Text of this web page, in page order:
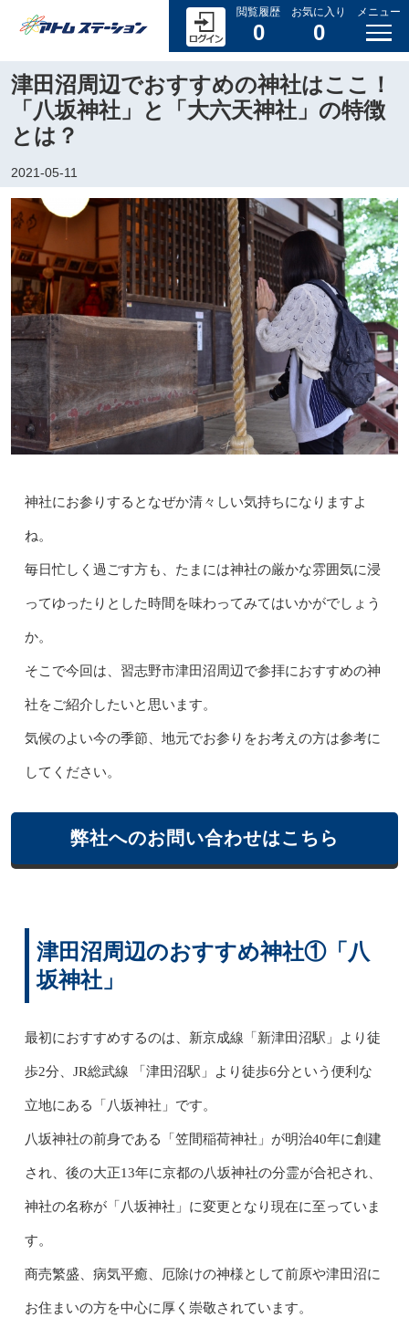
閲覧履歴
0
お気に入り
0
メニュー
津田沼周辺でおすすめの神社はここ！
「八坂神社」と「大六天神社」の特徴
とは？
2021-05-11
神社にお参りするとなぜか清々しい気持ちになりますよ
ね。
毎日忙しく過ごす方も、たまには神社の厳かな雰囲気に浸
ってゆったりとした時間を味わってみてはいかがでしょう
か。
そこで今回は、習志野市津田沼周辺で参拝におすすめの神
社をご紹介したいと思います。
気候のよい今の季節、地元でお参りをお考えの方は参考に
してください。
弊社へのお問い合わせはこちら
津田沼周辺のおすすめ神社①「八
坂神社」
最初におすすめするのは、新京成線「新津田沼駅」より徒
歩2分、JR総武線 「津田沼駅」より徒歩6分という便利な
立地にある「八坂神社」です。
八坂神社の前身である「笠間稲荷神社」が明治40年に創建
され、後の大正13年に京都の八坂神社の分霊が合祀され、
神社の名称が「八坂神社」に変更となり現在に至っていま
す。
商売繁盛、病気平癒、厄除けの神様として前原や津田沼に
お住まいの方を中心に厚く崇敬されています。